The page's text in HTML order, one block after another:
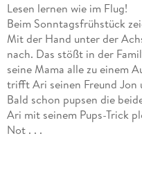
Lesen lernen wie im Flug!
Beim Sonntagsfrühstück
Mit der Hand unter der
nach. Das stößt in der
seine Mama alle zu einem
trifft Ari seinen Freund Jon
Bald schon pupsen die
Ari mit seinem Pups-Trick
Not . . .